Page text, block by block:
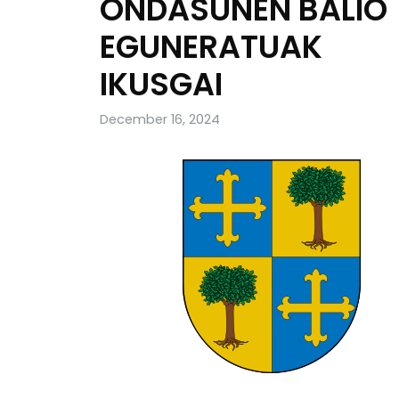
ONDASUNEN BALIO
EGUNERATUAK
IKUSGAI
December 16, 2024